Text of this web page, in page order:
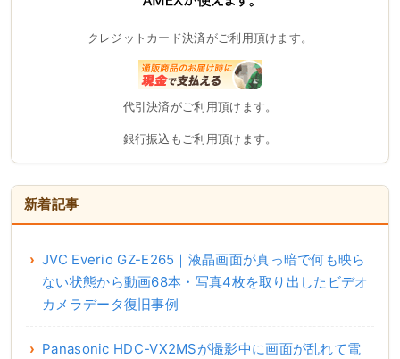
クレジットカード決済がご利用頂けます。
代引決済がご利用頂けます。
銀行振込もご利用頂けます。
新着記事
JVC Everio GZ-E265｜液晶画面が真っ暗で何も映ら
ない状態から動画68本・写真4枚を取り出したビデオ
カメラデータ復旧事例
Panasonic HDC-VX2MSが撮影中に画面が乱れて電